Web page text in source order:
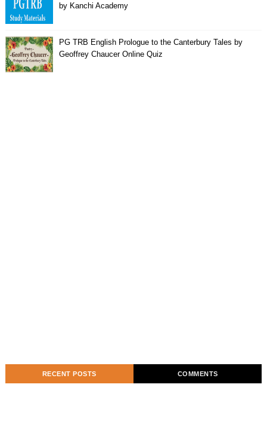
by Kanchi Academy
PG TRB English Prologue to the Canterbury Tales by
Geoffrey Chaucer Online Quiz
RECENT POSTS COMMENTS